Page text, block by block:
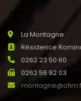
La Montagne
Résidence
0262 23 50 60
0262 56 92 03